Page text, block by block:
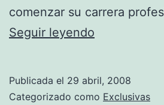
comenzar su carrera
Seguir leyendo
ganadora:
Publicada el 29 abril, 2008
Categorizado como Exclusivas